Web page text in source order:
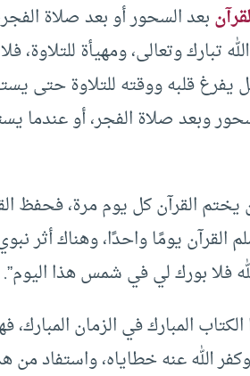
بعد السحور أو بعد صلاة
تبارك وتعالى، ومهيأة
يفرغ قلبه ووقته للتلاوة حتى
وبعد صلاة الفجر، أو
القرآن كل يوم مرة، فحفظ
القرآن يومًا واحدًا، وهناك أثر
فلا بورك لي في شمس هذا اليوم”.
المبارك في الزمان
الله عنه خطاياه، واستفاد